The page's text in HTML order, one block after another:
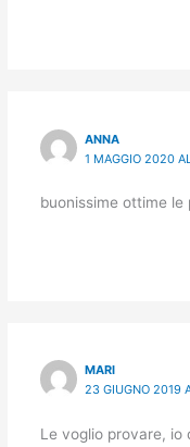
ANNA
1 MAGGIO 2020
buonissime ottime le
MARI
23 GIUGNO 2019
Le voglio provare, io